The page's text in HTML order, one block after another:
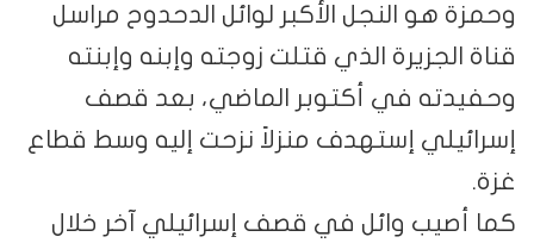
وحمزة هو النجل الأكبر لوائل الدحدوح مراسل
قناة الجزيرة الذي قتلت زوجته وإبنه وإبنته
وحفيدته في أكتوبر الماضي، بعد قصف
إسرائيلي إستهدف منزلاً نزحت إليه وسط قطاع
غزة.
كما أصيب وائل في قصف إسرائيلي آخر خلال